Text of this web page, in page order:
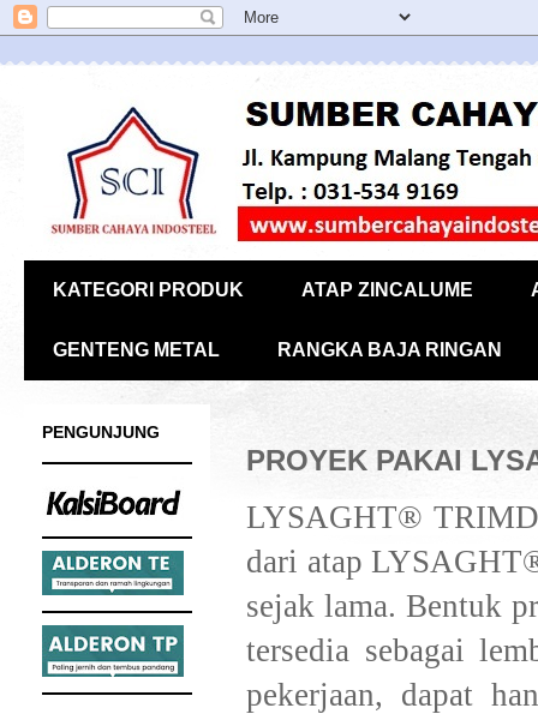
KATEGORI PRODUK ATAP ZINCALUME
GENTENG METAL RANGKA BAJA RINGAN
PROYEK PAKAI
LYSAGHT®
dari atap
sejak lama. Bentuk
tersedia sebagai
pekerjaan, dapat
PENGUNJUNG